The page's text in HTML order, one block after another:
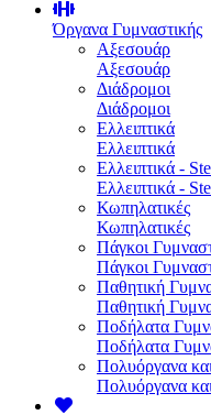
Όργανα Γυμναστικής
Αξεσουάρ
Αξεσουάρ
Διάδρομοι
Διάδρομοι
Ελλειπτικά
Ελλειπτικά
Ελλειπτικά -
Ελλειπτικά -
Κωπηλατικές
Κωπηλατικές
Πάγκοι
Πάγκοι
Παθητική
Παθητική
Ποδήλατα
Ποδήλατα
Πολυόργανα
Πολυόργανα